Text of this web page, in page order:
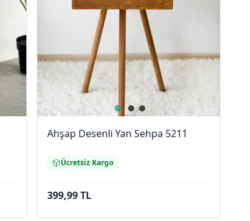
Ahşap Desenli Yan Sehpa 5211
Ücretsiz Kargo
399,99 TL